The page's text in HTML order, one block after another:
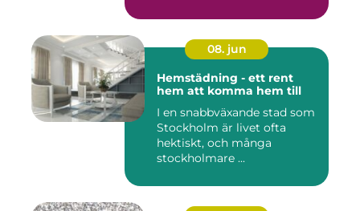
08. jun
Hemstädning - ett rent
hem att komma hem till
I en snabbväxande stad som
Stockholm är livet ofta
hektiskt, och många
stockholmare ...